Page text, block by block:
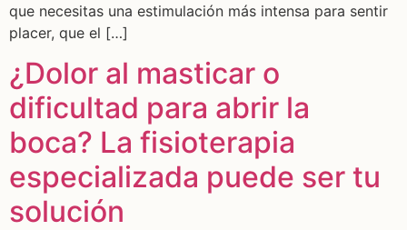
que necesitas una estimulación más intensa para sentir
placer, que el […]
¿Dolor al masticar o
dificultad para abrir la
boca? La fisioterapia
especializada puede ser tu
solución